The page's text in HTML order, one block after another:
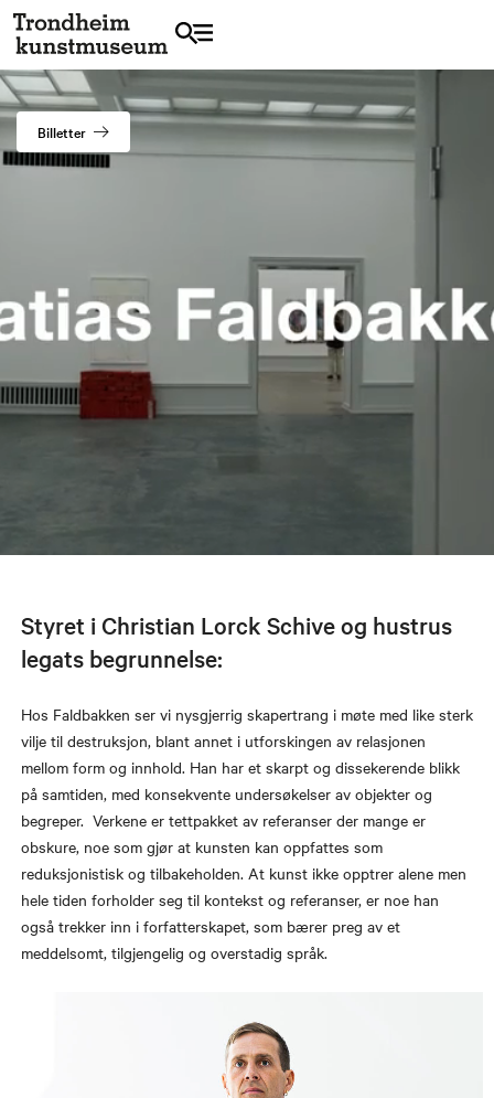
Billetter
Styret i Christian Lorck Schive og hustrus
legats begrunnelse:
Hos Faldbakken ser vi nysgjerrig skapertrang i møte med like sterk
vilje til destruksjon, blant annet i utforskingen av relasjonen
mellom form og innhold. Han har et skarpt og dissekerende blikk
på samtiden, med konsekvente undersøkelser av objekter og
begreper. Verkene er tettpakket av referanser der mange er
obskure, noe som gjør at kunsten kan oppfattes som
reduksjonistisk og tilbakeholden. At kunst ikke opptrer alene men
hele tiden forholder seg til kontekst og referanser, er noe han
også trekker inn i forfatterskapet, som bærer preg av et
meddelsomt, tilgjengelig og overstadig språk.